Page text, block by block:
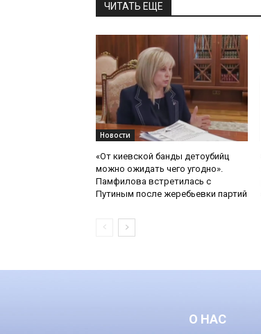
ЧИТАТЬ ЕЩЕ
Новости
«От киевской банды детоубийц
можно ожидать чего угодно».
Памфилова встретилась с
Путиным после жеребьевки партий
О НАС